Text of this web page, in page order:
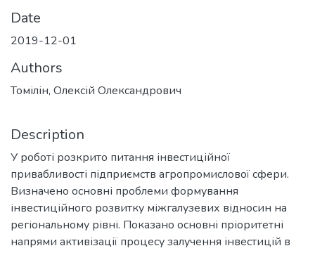
Date
2019-12-01
Authors
Томілін, Олексій Олександрович
Description
У роботі розкрито питання інвестиційної
привабливості підприємств агропромислової сфери.
Визначено основні проблеми формування
інвестиційного розвитку міжгалузевих відносин на
регіональному рівні. Показано основні пріоритетні
напрями активізації процесу залучення інвестицій в